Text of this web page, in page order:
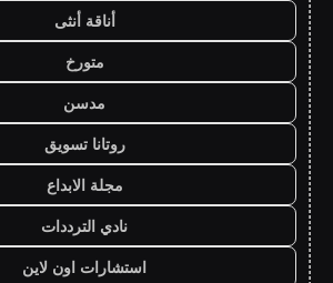
أناقة أنثى
متورخ
مدسن
روتانا تسويق
مجلة الابداع
نادي الترددات
استشارات اون لاين